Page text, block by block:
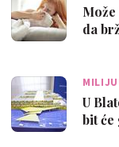
da
U
bit će